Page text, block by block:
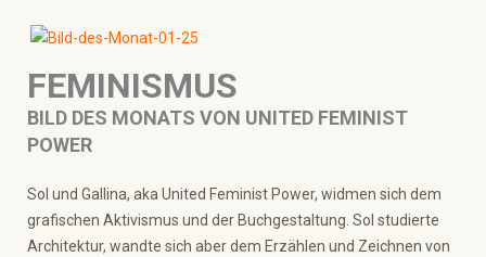
FEMINISMUS
BILD DES MONATS VON UNITED FEMINIST
POWER
Sol und Gallina, aka United Feminist Power, widmen sich dem
grafischen Aktivismus und der Buchgestaltung. Sol studierte
Architektur, wandte sich aber dem Erzählen und Zeichnen von